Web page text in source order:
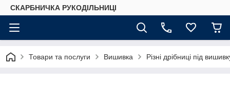
СКАРБНИЧКА РУКОДІЛЬНИЦІ
Товари та послуги Вишивка Різні дрібниці під